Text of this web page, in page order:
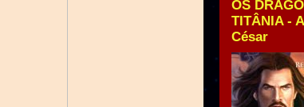
OS
TITÂNIA -
César